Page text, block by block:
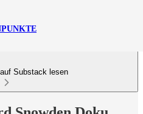
Substack lesen